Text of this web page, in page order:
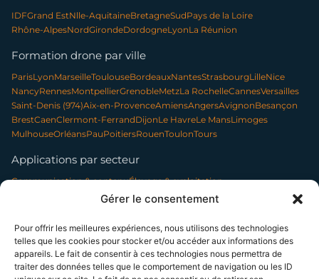
Gérer le consentement
Pour offrir les meilleures expériences, nous utilisons des technologies
telles que les cookies pour stocker et/ou accéder aux informations des
appareils. Le fait de consentir à ces technologies nous permettra de
traiter des données telles que le comportement de navigation ou les ID
IDFGrand EstNlle-AquitaineBretagneSudPays de la Loire
Rhône-AlpesNordGirondeDordogneLyonLa Réunion
Formation drone par ville
ParisLyonMarseilleToulouseBordeauxNantesStrasbourgLilleNice
NancyRennesMontpellierGrenobleMetzLa RochelleCannesVersailles
Saint-Denis (974)Aix-en-ProvenceAmiensAngersAvignonBesançon
BrestCaenClermont-FerrandDijonLe HavreLe MansLimoges
MulhouseOrléansPauPoitiersRouenToulonTours
Applications par secteur
Communication & contenuÉlevage & exploitation
Événementiel & tourismeForêt & environnement
Photo professionnelle
Nettoyage par drone
SUIVEZ-NOUS